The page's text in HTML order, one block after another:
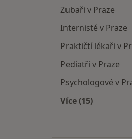
Zubaři v Praze
Internisté v Praze
Praktičtí lékaři v
Pediatři v Praze
Psychologové v
Více (15)